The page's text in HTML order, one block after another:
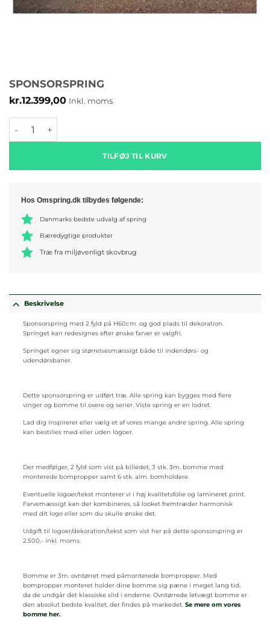
SPONSORSPRING
kr.12.399,00 Inkl. moms
Sponsorspring antal
TILFØJ TIL KURV
Hos Omspring.dk tilbydes følgende:
Danmarks bedste udvalg af spring
Bæredygtige produkter
Træ fra miljøvenligt skovbrug
Beskrivelse
Sponsorspring med 2 fyld på H60cm. og god plads til dekoration.
Springet kan redesignes efter ønske farver er valgfri.
Springet egner sig størrelsesmæssigt både til indendørs- og
udendørsbaner.
Dette sponsorspring er udført træ. Alle spring kan bygges med flere
vinger og bomme til oxere og serier. Viste spring er en lodret.
Lad dig inspirerer eller vælg et af vores mange andre spring. Alle spring
kan bestilles med eller uden logoer.
Der medfølger, 2 fyld som vist på billedet, 3 stk. 3m. bomme med
monterede bompropper samt 6 stk. alm. bomholdere.
Eventuelle logoer/tekst monterer vi i høj kvalitetsfolie og lamineret print.
Farvemæssigt kan der kombineres, så looket fremtræder harmonisk
med dit logo eller som du skulle ønske det.
Udgift til logoer/dekoration/tekst som vist her på dette sponsorspring er
2.500,- inkl. moms.
Bomme er 3m. ovntørret med påmonterede bompropper. Med
bompropper monteret holder dine bomme sig pæne i meget lang tid,
da de undgår det klassiske slid i enderne. Ovntørrede letvægt bomme er
den absolut bedste kvalitet, der findes på markedet. Se mere om vores
bomme her.